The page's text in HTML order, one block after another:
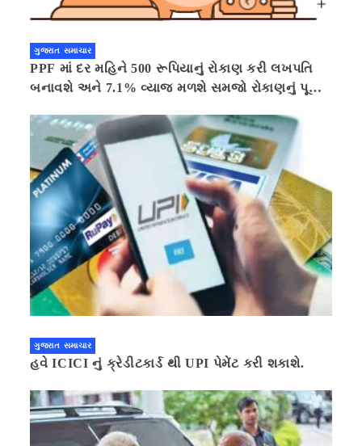
ગુજરાત સમાચાર
PPF માં દર મહિને 500 રૂપિયાનું રોકાણ કરી લખપતિ
બનાવશે અને 7.1% વ્યાજ મળશે સમજો રોકાણનું પૂરું
ગુજરાત સમાચાર
હવે ICICI નું ક્રેડીટકાર્ડ થી UPI પેમેંટ કરી શકાશે.